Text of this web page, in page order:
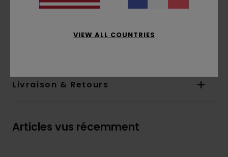
pour soutenir les efforts de prévention des
Livraison & Retours
Articles vus récemment
VIEW ALL COUNTRIES